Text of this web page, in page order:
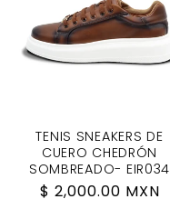
TENIS SNEAKERS DE
CUERO CHEDRÓN
SOMBREADO- EIR034
Regular
$ 2,000.00 MXN